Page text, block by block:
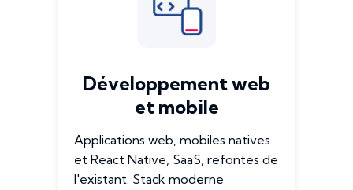
Développement web
et mobile
Applications web, mobiles natives
et React Native, SaaS, refontes de
l'existant. Stack moderne